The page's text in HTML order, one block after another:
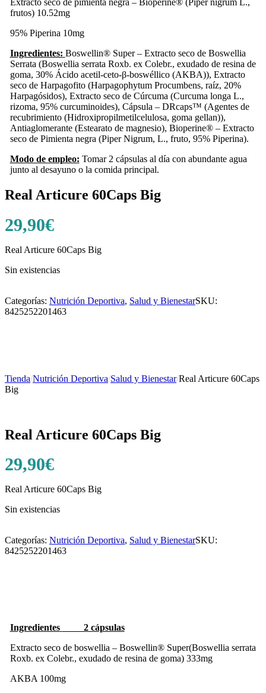
frutos) 10.52mg
95% Piperina 10mg
Ingredientes: Boswellin® Super – Extracto seco de Boswellia
Serrata (Boswellia serrata Roxb. ex Colebr., exudado de resina de
goma, 30% Ácido acetil-ceto-β-boswéllico (AKBA)), Extracto
seco de Harpagofito (Harpagophytum Procumbens, raíz, 20%
Harpagósidos), Extracto seco de Cúrcuma (Curcuma longa L.,
rizoma, 95% curcuminoides), Cápsula – DRcaps™ (Agentes de
recubrimiento (Hidroxipropilmetilcelulosa, goma gellan)),
Antiaglomerante (Estearato de magnesio), Bioperine® – Extracto
seco de Pimienta negra (Piper Nigrum, L., fruto, 95% Piperina).
Modo de empleo: Tomar 2 cápsulas al día con abundante agua
junto al desayuno o la comida principal.
Real Articure 60Caps Big
29,90€
Real Articure 60Caps Big
Sin existencias
Categorías: Nutrición Deportiva, Salud y BienestarSKU:
8425252201463
Tienda/Nutrición Deportiva/Salud y Bienestar/Real Articure 60Caps
Big
Real Articure 60Caps Big
29,90€
Real Articure 60Caps Big
Sin existencias
Categorías: Nutrición Deportiva, Salud y BienestarSKU:
8425252201463
Ingredientes
2 cápsulas
Extracto seco de boswellia – Boswellin® Super(Boswellia serrata
Roxb. ex Colebr., exudado de resina de goma) 333mg
AKBA 100mg